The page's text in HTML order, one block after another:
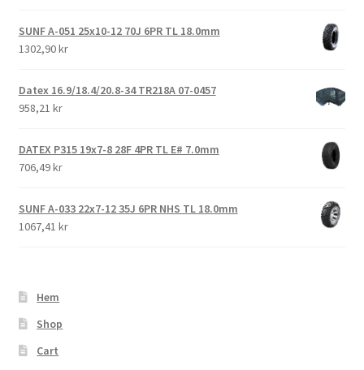
SUNF A-051 25x10-12 70J 6PR TL 18.0mm
1302,90 kr
Datex 16.9/18.4/20.8-34 TR218A 07-0457
958,21 kr
DATEX P315 19x7-8 28F 4PR TL E# 7.0mm
706,49 kr
SUNF A-033 22x7-12 35J 6PR NHS TL 18.0mm
1067,41 kr
Hem
Shop
Cart